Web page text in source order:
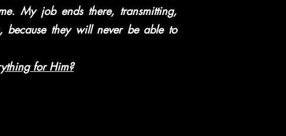
My job ends there, transmitting,
they will never be able to
for Him?